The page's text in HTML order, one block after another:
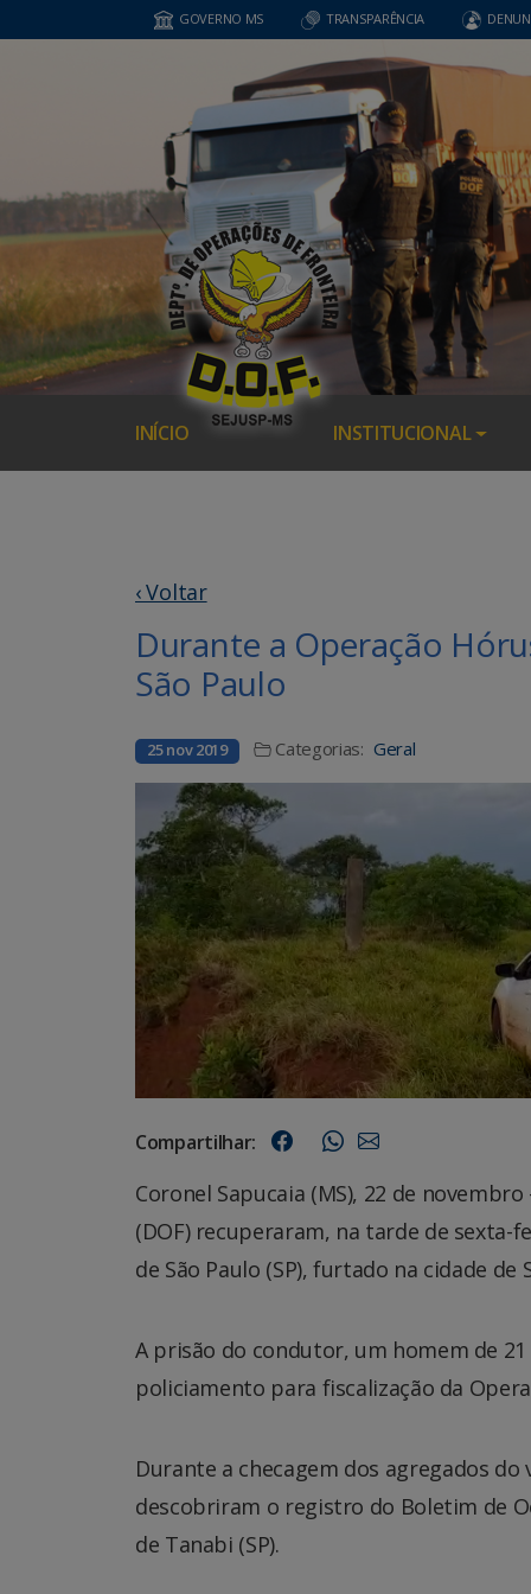
GOVERNO MS TRANSPARÊNCIA
INÍCIO INSTITUCIONAL
‹ Voltar
Durante a Operação
São Paulo
25 nov 2019 Categorias: Geral
Compartilhar:
Coronel Sapucaia (MS), 22 de
(DOF) recuperaram, na tarde de sexta-
de São Paulo (SP), furtado na cidade de
A prisão do condutor, um homem de
policiamento para fiscalização da
Durante a checagem dos agregados
descobriram o registro do Boletim de
de Tanabi (SP).